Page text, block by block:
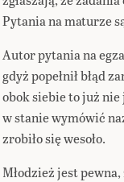
Pytania na maturze
Autor pytania na
gdyż popełnił błąd
obok siebie to już
w stanie wymówić
zrobiło się wesoło.
Młodzież jest